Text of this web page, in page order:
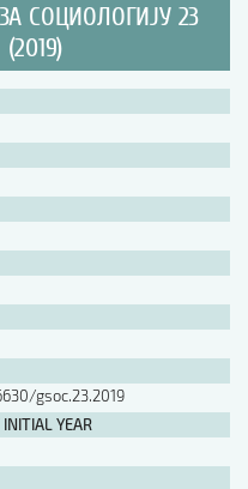
дела
[B5, ћир]
[B5, лат]
[B5, енг]
СОЦИОЛОГИЈУ 23
(2019)
gsoc.23.2019
YEAR